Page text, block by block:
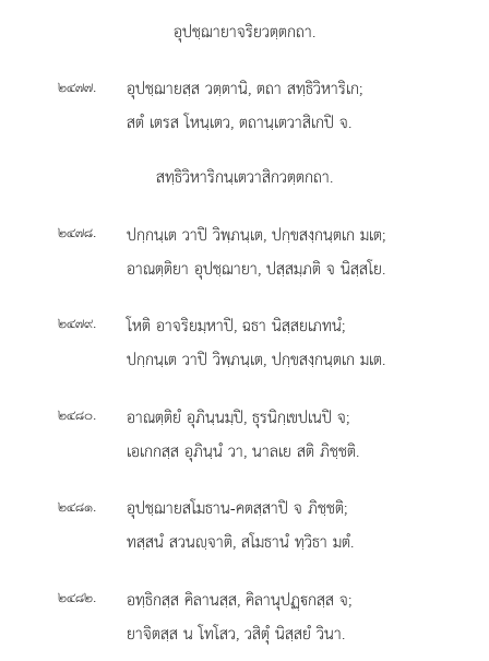
อุปชฺฌายาจริยวตฺตกถา.
๒๔๗๗. อุปชฺฌายสฺส วตฺตานิ, ตถา สทฺธิวิหาริเก;
สตํ เตรส โหนฺเตว, ตถานฺเตวาสิเกปิ จ.
สทฺธิวิหาริกนฺเตวาสิกวตฺตกถา.
๒๔๗๘.
ปกฺกนฺเต วาปิ วิพฺภนฺเต, ปกฺขสงฺกนฺตเก มเต;
อาณตฺติยา อุปชฺฌายา, ปสฺสมฺภติ จ นิสฺสโย.
๒๔๗๙.
โหติ อาจริยมฺหาปิ, ฉธา นิสฺสยเภทนํ;
ปกฺกนฺเต วาปิ วิพฺภนฺเต, ปกฺขสงฺกนฺตเก มเต.
๒๔๘๐.
อาณตฺติยํ อุภินฺนมฺปิ, ธุรนิกฺเขปเนปิ จ;
เอเกกสฺส อุภินฺนํ วา, นาลเย สติ ภิชฺชติ.
๒๔๘๑.
อุปชฺฌายสโมธาน-คตสฺสาปิ จ ภิชฺชติ;
ทสฺสนํ สวนฺจาติ, สโมธานํ ทฺวิธา มตํ.
๒๔๘๒.
อทฺธิกสฺส คิลานสฺส, คิลานุปฏฺกสฺส จ;
ยาจิตสฺส น โทโสว, วสิตุํ นิสฺสยํ วินา.